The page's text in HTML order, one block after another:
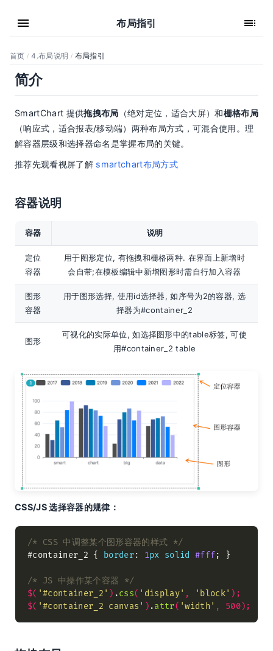
布局指引
首页 / 4.布局说明 / 布局指引
简介
SmartChart 提供拖拽布局 （绝对定位，适合大屏）和栅格布局
（响应式，适合报表/移动端）两种布局方式，可混合使用。理
解容器层级和选择器命名是掌握布局的关键。
推荐先观看视屏了解 smartchart布局方式
容器说明
容器 说明
定位
容器
用于图形定位, 有拖拽和栅格两种. 在界面上新增时
会自带;在模板编辑中新增图形时需自行加入容器
图形
容器
用于图形选择, 使用id选择器, 如序号为2的容器, 选
择器为#container_2
图形
可视化的实际单位, 如选择图形中的table标签, 可使
用#container_2 table
CSS/JS 选择容器的规律：
/* CSS 中调整某个图形容器的样式 */
#container_2 {
border: 1px solid #fff
/* JS 中操作某个容器 */
$( '#container_2' ) .css( 'display' , 'block' );
$( '#container_2 canvas' ) .attr( 'width' , 500);